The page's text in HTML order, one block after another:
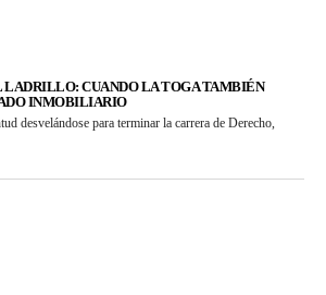
LADRILLO: CUANDO LA TOGA TAMBIÉN
INMOBILIARIO
desvelándose para terminar la carrera de Derecho,